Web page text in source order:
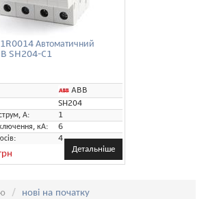
Автоматичний
SH204-C1
ABB
SH204
А:
1
кА:
6
4
Детальніше
нові на початку